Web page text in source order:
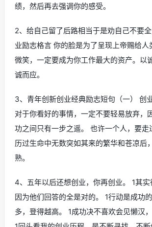
绩，然后再去强调你的感受。
2、给自己留了后路相当于是劝自己不要
业励志格言 你的脸是为了呈现上帝赐给人
微笑，一定要成为你工作最大的资产。以
诚而应。
3、青年创新创业经典励志短句（一） 创
对于你看好的事情，一定不要轻易放弃，
功之间只有一步之遥。 也许一个人，要走
历过生命中无数突如其来的繁华和苍凉后
熟。
4、五年以后还想创业，你再创业。 1其
因为他们回答的全是对的。 1行动是成功
多，登得越高。 1成功决不喜欢会见懒汉